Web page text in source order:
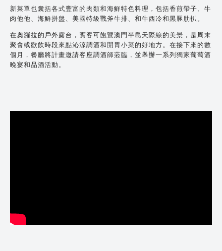
新菜單也囊括各式豐富的肉類和海鮮特色料理，包括香煎帶子、牛
肉他他、海鮮拼盤、美國特級戰斧牛排、和牛西冷和黑豚肋扒。
在奧羅拉的戶外露台，賓客可飽覽澳門半島天際線的美景，是周末
聚會或歡飲時段來點沁涼調酒和開胃小菜的好地方。在接下來的數
個月，餐廳將計畫邀請客座調酒師蒞臨，並舉辦一系列獨家葡萄酒
晚宴和品酒活動。